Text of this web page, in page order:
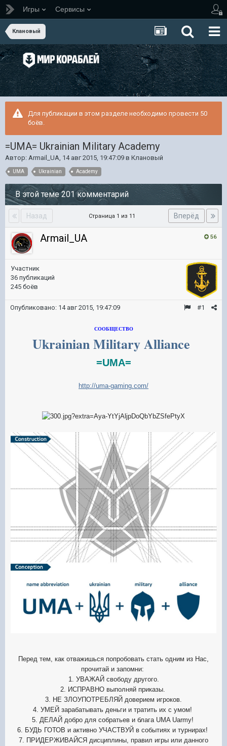
Игры Сервисы
Клановый
Для публикации в этом разделе необходимо провести 50
боёв.
=UMA= Ukrainian Military Academy
Автор: Armail_UA, 14 авг 2015, 19:47:09 в Клановый
UMA Ukrainian Academy
В этой теме 201 комментарий
Назад Вперёд
Страница 1 из 11
56
Armail_UA
Участник
36 публикаций
245 боёв
#1
Опубликовано: 14 авг 2015, 19:47:09
СООБЩЕСТВО
Ukrainian MilitaryAlliance
=UMA=
http://uma-gaming.com/
Перед тем, как отважишься попробовать стать одним из Нас,
прочитай и запомни:
1. УВАЖАЙ свободу другого.
2. ИСПРАВНО выполняй приказы.
3. НЕ ЗЛОУПОТРЕБЛЯЙ доверием игроков.
4. УМЕЙ зарабатывать деньги и тратить их с умом!
5. ДЕЛАЙ добро для собратьев и блага UMA Uarmy!
6. БУДЬ ГОТОВ и активно УЧАСТВУЙ в событиях и турнирах!
7. ПРИДЕРЖИВАЙСЯ дисциплины, правил игры или данного